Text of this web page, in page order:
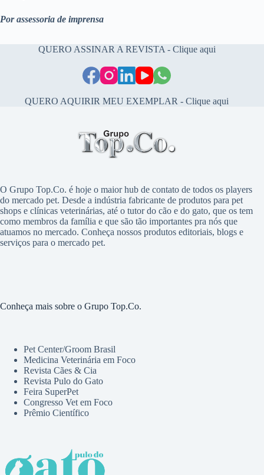
Por assessoria de imprensa
QUERO ASSINAR A REVISTA - Clique aqui
QUERO AQUIRIR MEU EXEMPLAR - Clique aqui
O Grupo Top.Co. é hoje o maior hub de contato de todos os players
do mercado pet. Desde a indústria fabricante de produtos para pet
shops e clínicas veterinárias, até o tutor do cão e do gato, que os tem
como membros da família e que são tão importantes pra nós que
atuamos no mercado. Conheça nossos produtos editoriais, blogs e
serviços para o mercado pet.
Conheça mais sobre o Grupo Top.Co.
Pet Center/Groom Brasil
Medicina Veterinária em Foco
Revista Cães & Cia
Revista Pulo do Gato
Feira SuperPet
Congresso Vet em Foco
Prêmio Científico